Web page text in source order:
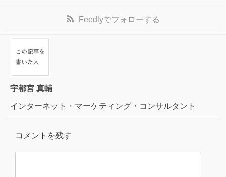
Feedlyでフォローする
宇都宮 真輔
インターネット・マーケティング・コンサルタント
コメントを残す